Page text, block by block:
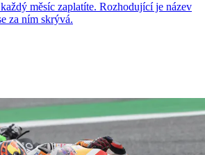
měsíc zaplatíte. Rozhodující je název
za ním skrývá.